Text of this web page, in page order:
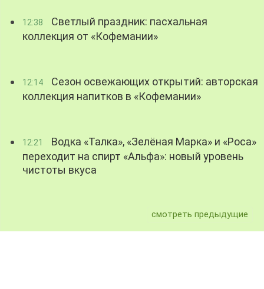
12:38
Светлый праздник: пасхальная
коллекция от «Кофемании»
12:14
Сезон освежающих открытий: авторская
коллекция напитков в «Кофемании»
12:21
Водка «Талка», «Зелёная Марка» и «Роса»
переходит на спирт «Альфа»: новый уровень
чистоты вкуса
смотреть предыдущие